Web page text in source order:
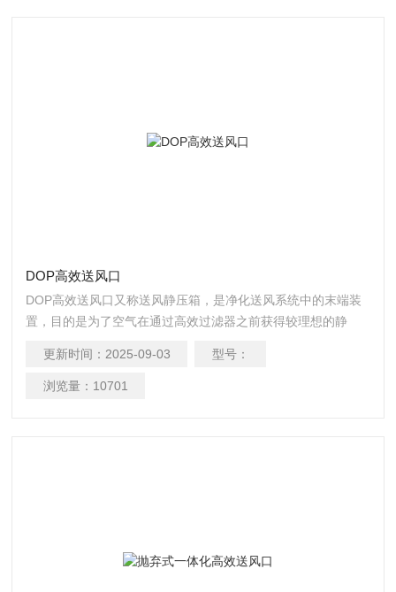
DOP高效送风口
DOP高效送风口又称送风静压箱，是净化送风系统中的末端装
置，目的是为了空气在通过高效过滤器之前获得较理想的静
级别的洁净室，被安装在洁净室顶棚等处。
更新时间： 2025-09-03 型号：
浏览量： 10701